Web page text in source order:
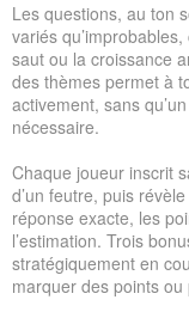
Les questions, au ton
variés
saut ou la croissance
des thèmes permet à
activement, sans
nécessaire.
Chaque joueur inscrit
d’un feutre, puis
réponse exacte, les
l’estimation. Trois
stratégiquement en
marquer des points